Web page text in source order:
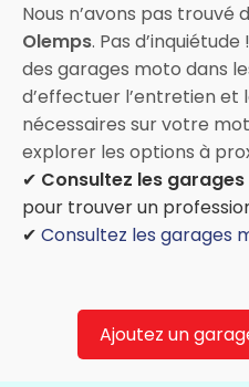
Nous n’avons pas trouvé
Olemps. Pas
des garages moto dans
d’effectuer l’entretien et
nécessaires sur votre
explorer les options à
✔ Consultez les
pour trouver un
✔ Consultez les garages
Ajoutez un